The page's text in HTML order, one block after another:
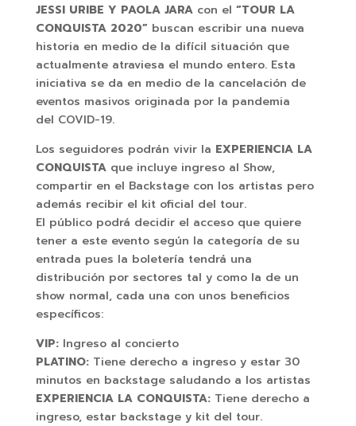
JESSI URIBE Y PAOLA JARAcon el “TOUR LA
CONQUISTA 2020”buscan escribir una nueva
historia en medio de la difícil situación que
actualmente atraviesa el mundo entero. Esta
iniciativa se da en medio de la cancelación de
eventos masivos originada por la pandemia
del COVID-19.
Los seguidores podrán vivir la EXPERIENCIA LA
CONQUISTAque incluye ingreso al Show,
compartir en el Backstage con los artistas pero
además recibir el kit oficial del tour.
El público podrá decidir el acceso que quiere
tener a este evento según la categoría de su
entrada pues la boletería tendrá una
distribución por sectores tal y como la de un
show normal, cada una con unos beneficios
específicos:
VIP: Ingreso al concierto
PLATINO: Tiene derecho a ingreso y estar 30
minutos en backstage saludando a los artistas
EXPERIENCIA LA CONQUISTA:Tiene derecho a
ingreso, estar backstage y kit del tour.